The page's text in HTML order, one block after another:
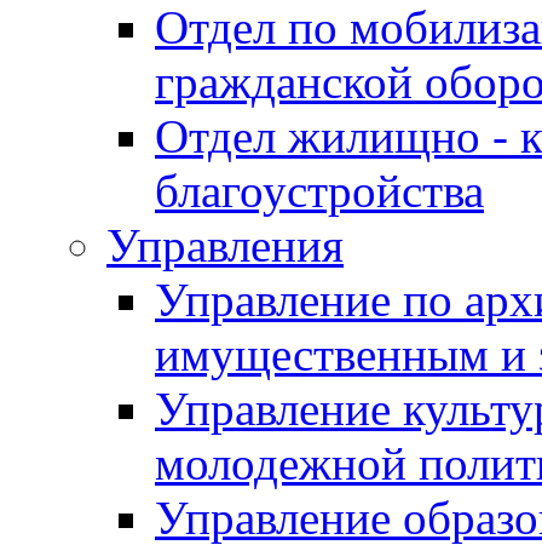
Отдел по
гражданской
Отдел жилищно -
благоустройства
Управления
Управление по
имущественным и
Управление
молодежной
Управление